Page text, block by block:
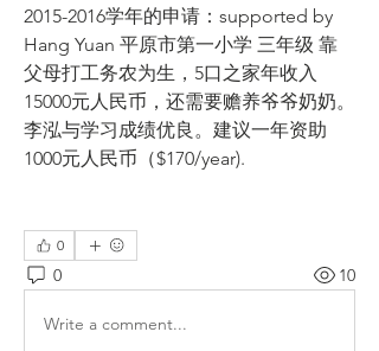
2015-2016学年的申请：supported by
Hang Yuan 平原市第一小学 三年级 靠
父母打工务农为生，5口之家年收入
15000元人民币，还需要赡养爷爷奶奶。
李泓与学习成绩优良。建议一年资助
1000元人民币（$170/year).
0
0 10
Write a comment...